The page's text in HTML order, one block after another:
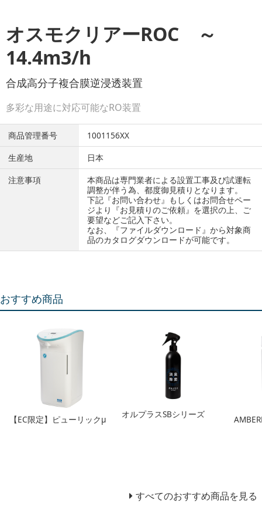
オスモクリアーROC ～
14.4m3/h
合成高分子複合膜逆浸透装置
多彩な用途に対応可能なRO装置
商品管理番号
1001156XX
生産地
日本
注意事項
本商品は専門業者による設置工事及び試運転
調整が伴う為、都度御見積りとなります。
下記『お問い合わせ』もしくはお問合せペー
ジより『お見積りのご依頼』を選択の上、ご
要望などご記入下さい。
なお、『ファイルダウンロード』から対象商
品のカタログダウンロードが可能です。
おすすめ商品
【EC限定】ピューリックμ オルプラスSBシリーズ
すべてのおすすめ商品を見る